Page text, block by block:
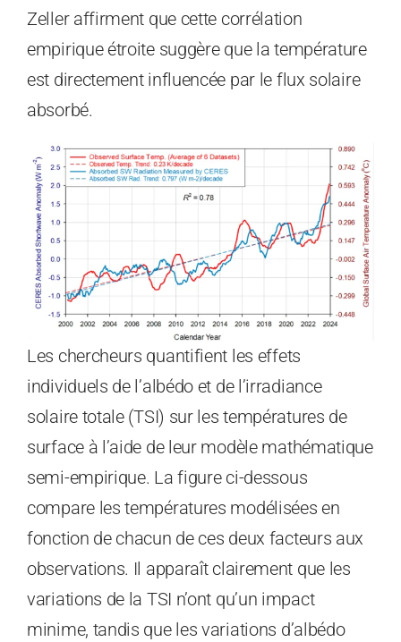
Zeller affirment que cette corrélation
empirique étroite suggère que la température
est directement influencée par le flux solaire
absorbé.
Les chercheurs quantifient les effets
individuels de l’albédo et de l’irradiance
solaire totale (TSI) sur les températures de
surface à l’aide de leur modèle mathématique
semi-empirique. La figure ci-dessous
compare les températures modélisées en
fonction de chacun de ces deux facteurs aux
observations. Il apparaît clairement que les
variations de la TSI n’ont qu’un impact
minime, tandis que les variations d’albédo